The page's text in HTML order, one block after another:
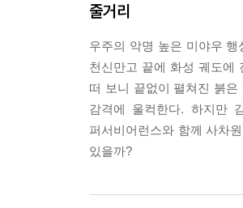
줄거리
우주의 악명 높은 미야우
천신만고 끝에 화성 궤도
떠 보니 끝없이 펼쳐진 붉
감격에 울컥한다. 하지만
퍼서비어런스와 함께 사차
있을까?